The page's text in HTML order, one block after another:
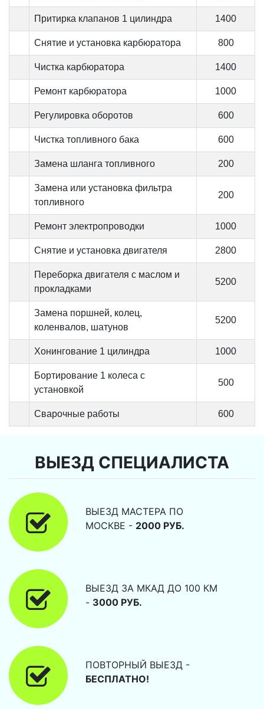
Притирка клапанов 1 цилиндра 1400
Снятие и установка карбюратора 800
Чистка карбюратора 1400
Ремонт карбюратора 1000
Регулировка оборотов 600
Чистка топливного бака 600
Замена шланга топливного 200
Замена или установка фильтра
топливного
200
Ремонт электропроводки 1000
Снятие и установка двигателя 2800
Переборка двигателя с маслом и
прокладками
5200
Замена поршней, колец,
коленвалов, шатунов
5200
Хонингование 1 цилиндра 1000
Бортирование 1 колеса с
установкой
500
Сварочные работы 600
ВЫЕЗД СПЕЦИАЛИСТА
ВЫЕЗД МАСТЕРА ПО
МОСКВЕ - 2000 РУБ.
ВЫЕЗД ЗА МКАД ДО 100 КМ
- 3000 РУБ.
ПОВТОРНЫЙ ВЫЕЗД -
БЕСПЛАТНО!